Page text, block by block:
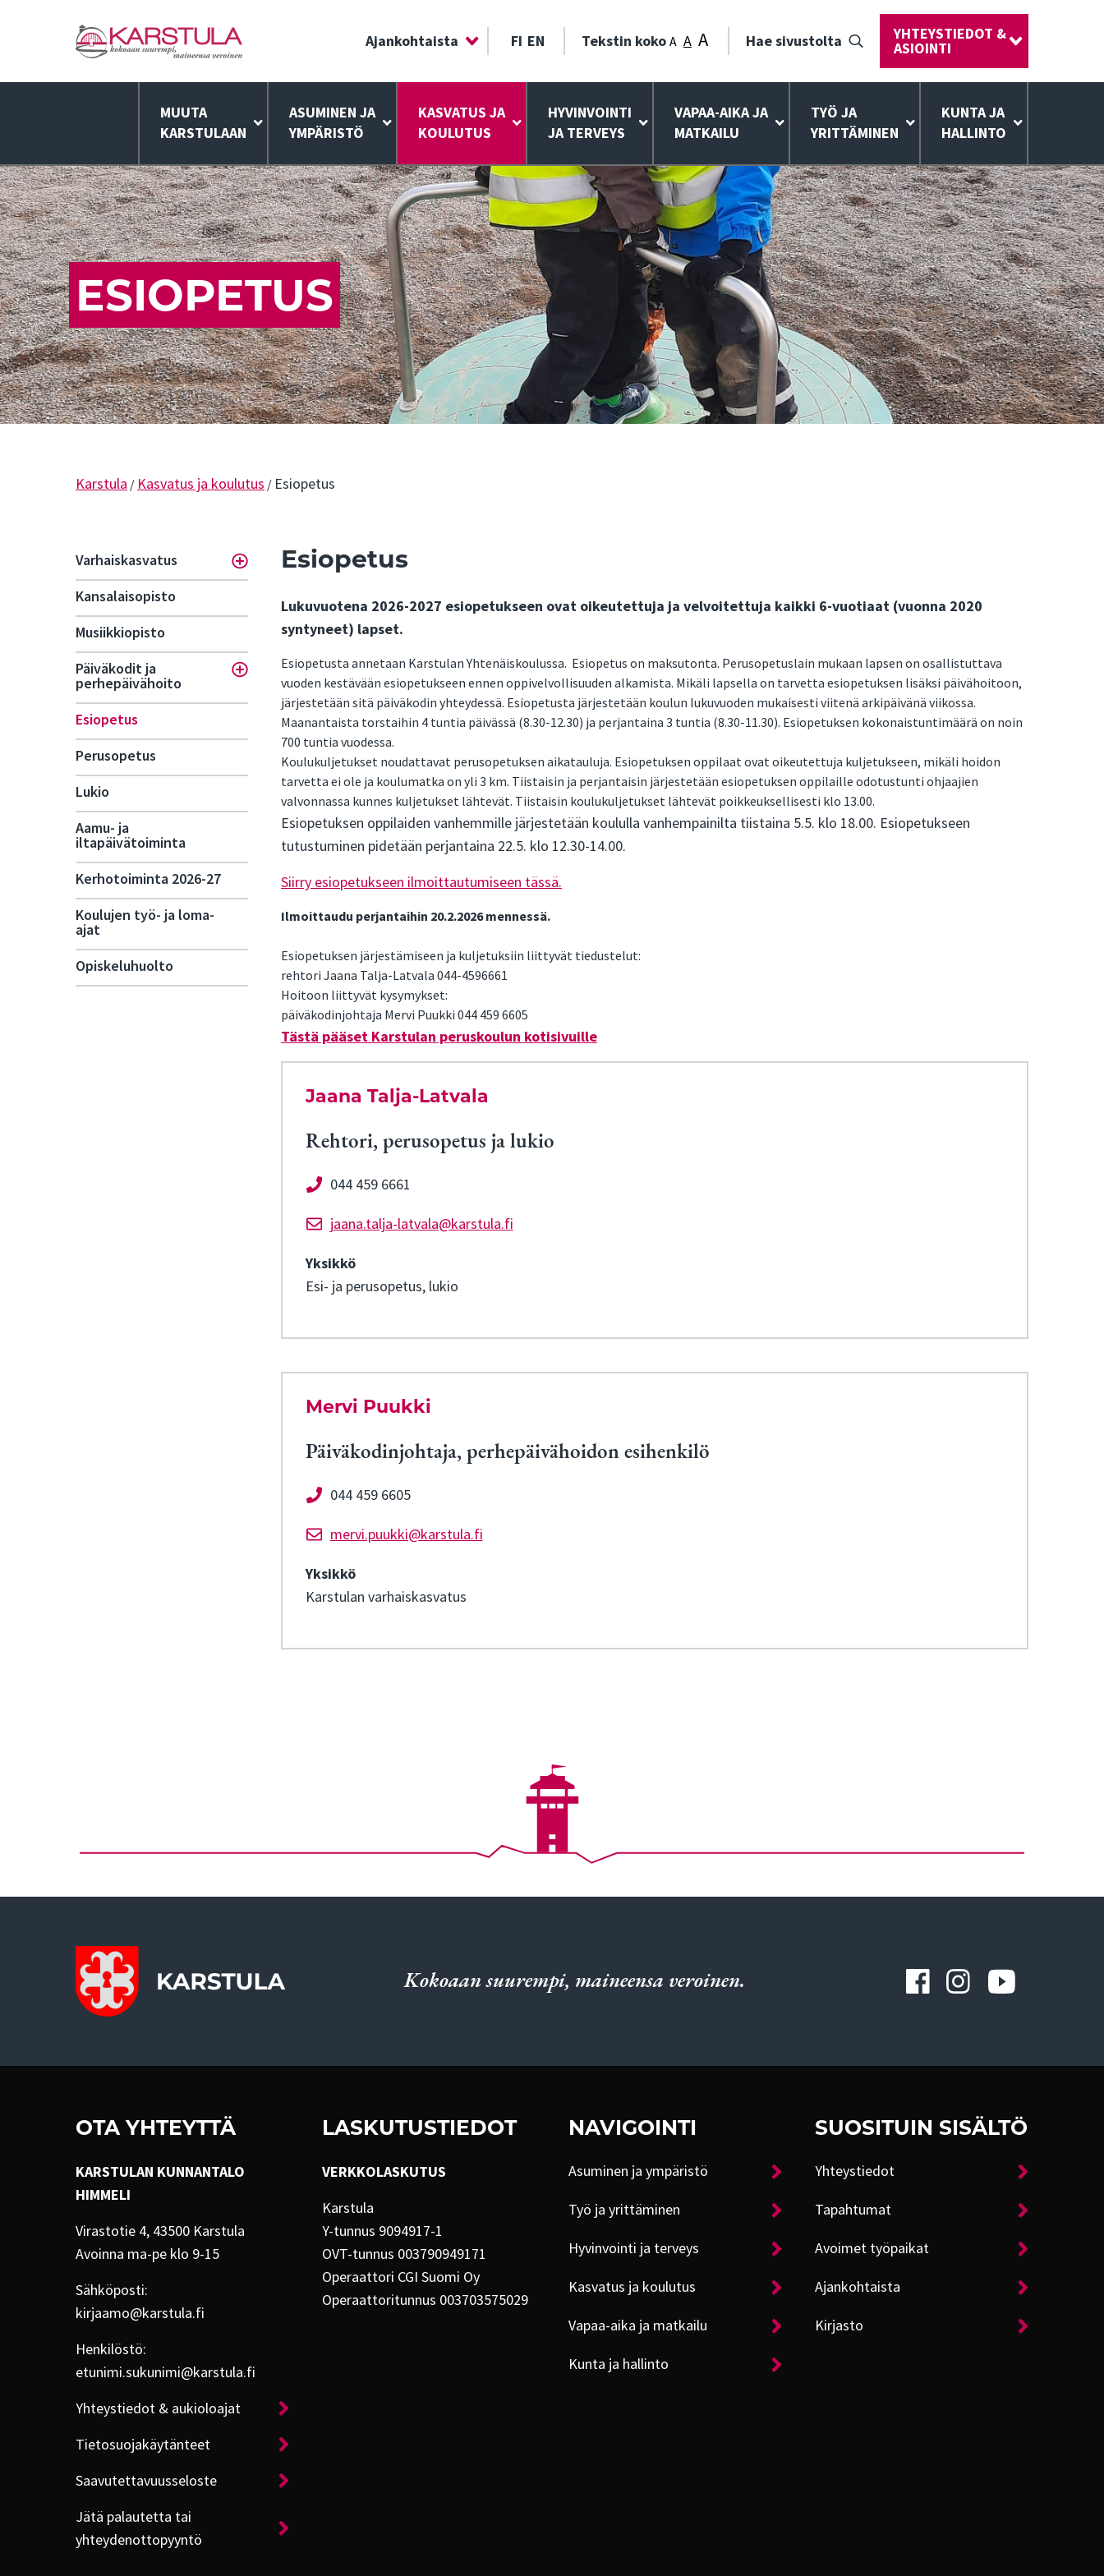
Ajankohtaista FI EN Tekstin kokoA A A Hae sivustolta YHTEYSTIEDOT &
ASIOINTI
MUUTA
KARSTULAAN
ASUMINEN JA
YMPÄRISTÖ
KASVATUS JA
KOULUTUS
HYVINVOINTI
JA TERVEYS
VAPAA-AIKA JA
MATKAILU
TYÖ JA
YRITTÄMINEN
KUNTA JA
HALLINTO
ESIOPETUS
Karstula / Kasvatus ja koulutus / Esiopetus
Varhaiskasvatus Toggle menu
Kansalaisopisto
Musiikkiopisto
Päiväkodit ja
perhepäivähoito Toggle menu
Esiopetus
Perusopetus
Lukio
Aamu- ja
iltapäivätoiminta
Kerhotoiminta 2026-27
Koulujen työ- ja loma-
ajat
Opiskeluhuolto
Esiopetus
Lukuvuotena 2026-2027 esiopetukseen ovat oikeutettuja ja velvoitettuja kaikki 6-vuotiaat (vuonna 2020
syntyneet) lapset.
Esiopetusta annetaan Karstulan Yhtenäiskoulussa. Esiopetus on maksutonta. Perusopetuslain mukaan lapsen on osallistuttava
vuoden kestävään esiopetukseen ennen oppivelvollisuuden alkamista. Mikäli lapsella on tarvetta esiopetuksen lisäksi päivähoitoon,
järjestetään sitä päiväkodin yhteydessä. Esiopetusta järjestetään koulun lukuvuoden mukaisesti viitenä arkipäivänä viikossa.
Maanantaista torstaihin 4 tuntia päivässä (8.30-12.30) ja perjantaina 3 tuntia (8.30-11.30). Esiopetuksen kokonaistuntimäärä on noin
700 tuntia vuodessa.
Koulukuljetukset noudattavat perusopetuksen aikatauluja. Esiopetuksen oppilaat ovat oikeutettuja kuljetukseen, mikäli hoidon
tarvetta ei ole ja koulumatka on yli 3 km. Tiistaisin ja perjantaisin järjestetään esiopetuksen oppilaille odotustunti ohjaajien
valvonnassa kunnes kuljetukset lähtevät. Tiistaisin koulukuljetukset lähtevät poikkeuksellisesti klo 13.00.
Esiopetuksen oppilaiden vanhemmille järjestetään koululla vanhempainilta tiistaina 5.5. klo 18.00. Esiopetukseen
tutustuminen pidetään perjantaina 22.5. klo 12.30-14.00.
Siirry esiopetukseen ilmoittautumiseen tässä.
Ilmoittaudu perjantaihin 20.2.2026 mennessä.
Esiopetuksen järjestämiseen ja kuljetuksiin liittyvät tiedustelut:
rehtori Jaana Talja-Latvala 044-4596661
Hoitoon liittyvät kysymykset:
päiväkodinjohtaja Mervi Puukki 044 459 6605
Tästä pääset Karstulan peruskoulun kotisivuille
Jaana Talja-Latvala
Rehtori, perusopetus ja lukio
044 459 6661
jaana.talja-latvala@karstula.fi
Yksikkö
Esi- ja perusopetus, lukio
Mervi Puukki
Päiväkodinjohtaja, perhepäivähoidon esihenkilö
044 459 6605
mervi.puukki@karstula.fi
Yksikkö
Karstulan varhaiskasvatus
Kokoaan suurempi, maineensa veroinen.
OTA YHTEYTTÄ
KARSTULAN KUNNANTALO
HIMMELI
Virastotie 4, 43500 Karstula
Avoinna ma-pe klo 9-15
Sähköposti:
kirjaamo@karstula.fi
Henkilöstö:
etunimi.sukunimi@karstula.fi
Yhteystiedot & aukioloajat
Tietosuojakäytänteet
Saavutettavuusseloste
Jätä palautetta tai
yhteydenottopyyntö
LASKUTUSTIEDOT
VERKKOLASKUTUS
Karstula
Y-tunnus 9094917-1
OVT-tunnus 003790949171
Operaattori CGI Suomi Oy
Operaattoritunnus 003703575029
NAVIGOINTI
Asuminen ja ympäristö
Työ ja yrittäminen
Hyvinvointi ja terveys
Kasvatus ja koulutus
Vapaa-aika ja matkailu
Kunta ja hallinto
SUOSITUIN SISÄLTÖ
Yhteystiedot
Tapahtumat
Avoimet työpaikat
Ajankohtaista
Kirjasto